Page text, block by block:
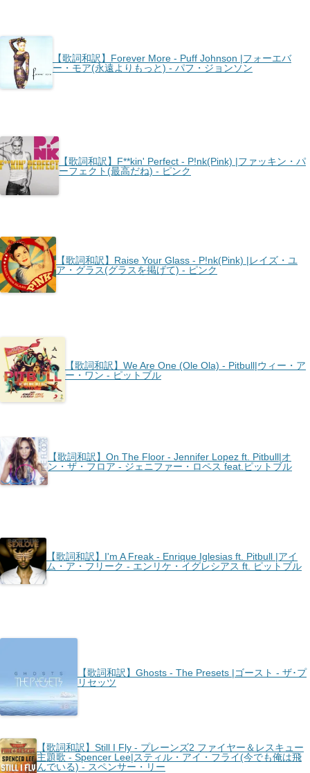
【歌詞和訳】Forever More - Puff Johnson |フォーエバ
ー・モア(永遠よりもっと) - パフ・ジョンソン
【歌詞和訳】F**kin' Perfect - P!nk(Pink) |ファッキン・パ
ーフェクト(最高だね) - ピンク
【歌詞和訳】Raise Your Glass - P!nk(Pink) |レイズ・ユ
ア・グラス(グラスを掲げて) - ピンク
【歌詞和訳】We Are One (Ole Ola) - Pitbull|ウィー・ア
ー・ワン - ピットブル
【歌詞和訳】On The Floor - Jennifer Lopez ft. Pitbull|オ
ン・ザ・フロア - ジェニファー・ロペス feat.ピットブル
【歌詞和訳】I'm A Freak - Enrique Iglesias ft. Pitbull |アイ
ム・ア・フリーク - エンリケ・イグレシアス ft. ピットブル
【歌詞和訳】Ghosts - The Presets |ゴースト - ザ･プ
リセッツ
【歌詞和訳】Still I Fly - プレーンズ2 ファイヤー＆レスキュー
主題歌 - Spencer Lee|スティル・アイ・フライ(今でも俺は飛
んでいる) - スペンサー・リー